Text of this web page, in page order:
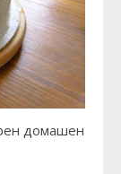
домашен